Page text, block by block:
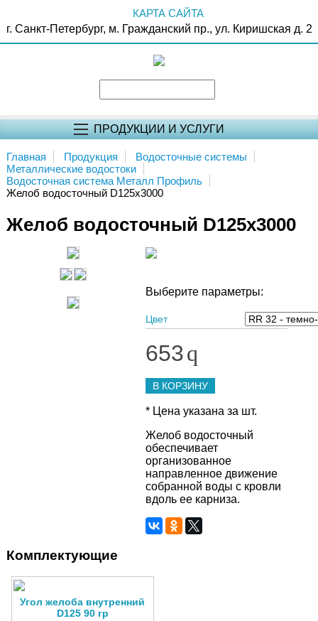
КАРТА САЙТА
г. Санкт-Петербург, м. Гражданский пр., ул. Киришская д. 2
ПРОДУКЦИИ И УСЛУГИ
Главная Продукция
Водосточные системы
Металлические водостоки
Водосточная система Металл Профиль
Желоб водосточный D125х3000
Желоб водосточный D125х3000
Выберите параметры:
Цвет
653q
В КОРЗИНУ
* Цена указана за шт.
Желоб водосточный
обеспечивает
организованное
направленное движение
собранной воды с кровли
вдоль ее карниза.
Комплектующие
Угол желоба внутренний
D125 90 гр